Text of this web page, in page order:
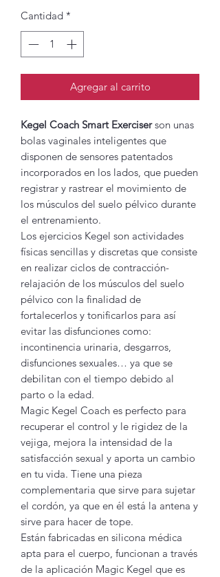
Cantidad *
Agregar al carrito
Kegel Coach Smart Exerciserson unas
bolas vaginales inteligentes que
disponen de sensores patentados
incorporados en los lados, que pueden
registrar y rastrear el movimiento de
los músculos del suelo pélvico durante
el entrenamiento.
Los ejercicios Kegel son actividades
físicas sencillas y discretas que consiste
en realizar ciclos de contracción-
relajación de los músculos del suelo
pélvico con la finalidad de
fortalecerlos y tonificarlos para así
evitar las disfunciones como:
incontinencia urinaria, desgarros,
disfunciones sexuales… ya que se
debilitan con el tiempo debido al
parto o la edad.
Magic Kegel Coach es perfecto para
recuperar el control y le rigidez de la
vejiga, mejora la intensidad de la
satisfacción sexual y aporta un cambio
en tu vida. Tiene una pieza
complementaria que sirve para sujetar
el cordón, ya que en él está la antena y
sirve para hacer de tope.
Están fabricadas en silicona médica
apta para el cuerpo, funcionan a través
de la aplicación Magic Kegel que es